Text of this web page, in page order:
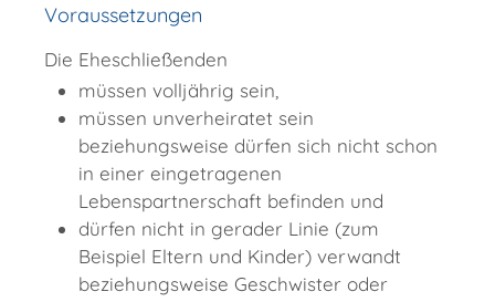
Voraussetzungen
Die Eheschließenden
müssen volljährig sein,
müssen unverheiratet sein
beziehungsweise dürfen sich nicht schon
in einer eingetragenen
Lebenspartnerschaft befinden und
dürfen nicht in gerader Linie (zum
Beispiel Eltern und Kinder) verwandt
beziehungsweise Geschwister oder